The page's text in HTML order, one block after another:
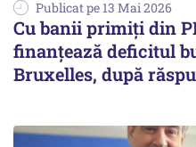
Publicat pe 13 Mai 2026
Cu banii primiți din
finanțează deficitul
Bruxelles, după